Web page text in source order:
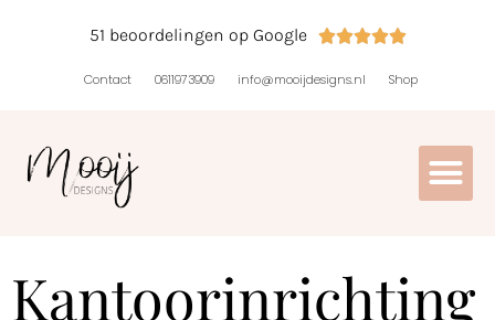
51 beoordelingen op Google 
Contact 0611973909 info@mooijdesigns.nl Shop
Kantoorinrichting